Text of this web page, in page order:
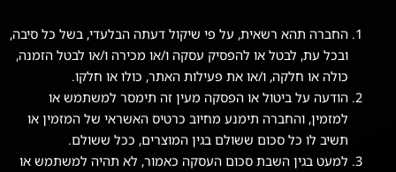
החברה תהא רשאית, על פי שיקול דעתה הבלעדי, בשל כל סיבה,
ובכל עת, לבטל או להפסיק עסקה ו/או מכירה ו/או לבטל הזמנה,
כולה או חלקה, ו/או את פעילות האתר, כולו או חלקו.
הודעה על ביטול או הפסקה מעין זה תימסר למשתמש או
למזמין, והחברה תימנע מחיוב כרטיס האשראי של המזמין או
תשיב לו כל סכום ששולם בגין המוצרים, ככל ששולם.
למעט בגין השבת סכום העסקה כאמור, לא תהיה למשתמש או